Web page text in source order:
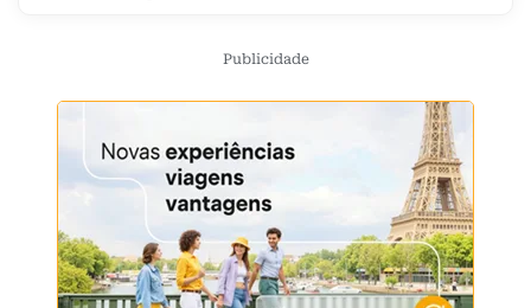
Publicidade